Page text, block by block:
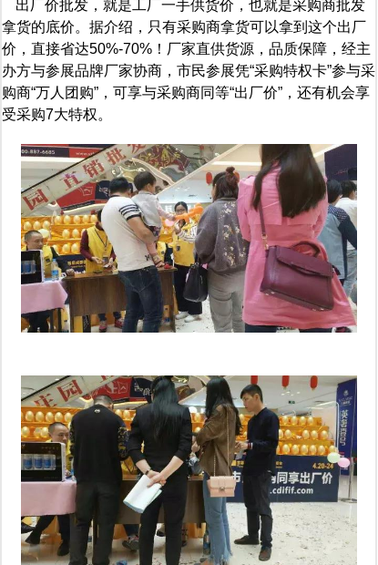
出厂价批发，就是工厂一手供货价，也就是采购商批发
拿货的底价。据介绍，只有采购商拿货可以拿到这个出厂
价，直接省达50%-70%！厂家直供货源，品质保障，经主
办方与参展品牌厂家协商，市民参展凭“采购特权卡”参与采
购商“万人团购”，可享与采购商同等“出厂价”，还有机会享
受采购7大特权。